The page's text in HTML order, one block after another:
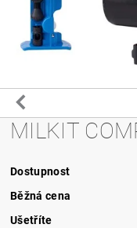
MILKIT
Dostupnost
Běžná cena
Ušetříte